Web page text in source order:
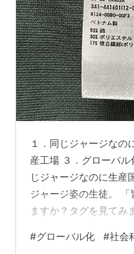
１．同じジャージなの
産工場 ３．グローバ
じジャージなのに生産
ジャージ姿の生徒。
ますか？タグを見てみ
国産！」 ああ，この
#グローバル化 #社会